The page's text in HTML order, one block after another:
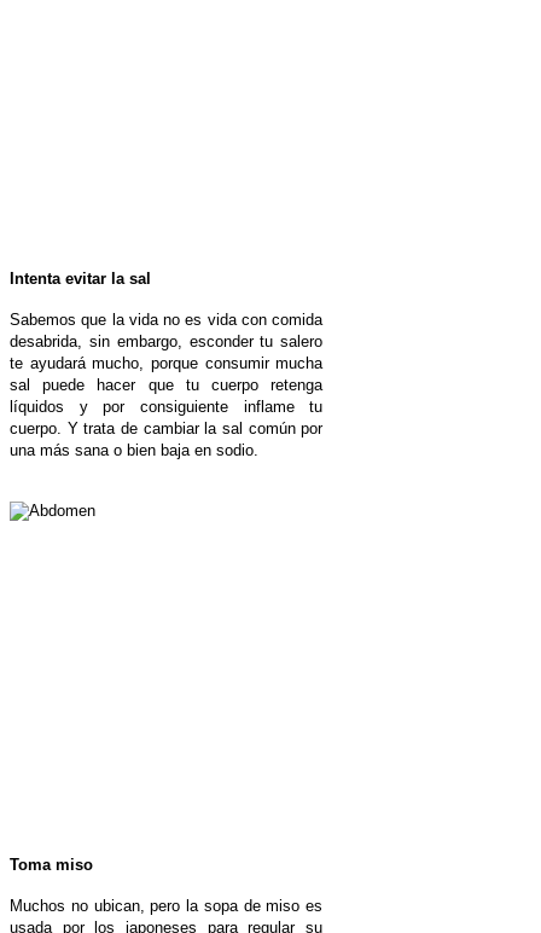
Intenta evitar la sal
Sabemos que la vida no es vida con comida
desabrida, sin embargo, esconder tu salero
te ayudará mucho, porque consumir mucha
sal puede hacer que tu cuerpo retenga
líquidos y por consiguiente inflame tu
cuerpo. Y trata de cambiar la sal común por
una más sana o bien baja en sodio.
Toma miso
Muchos no ubican, pero la sopa de miso es
usada por los japoneses para regular su